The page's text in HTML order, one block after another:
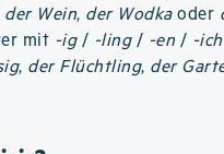
der Wein, der Wodkaoder
mit -ig/ -ling/ -en / -ich
, der Flüchtling, der